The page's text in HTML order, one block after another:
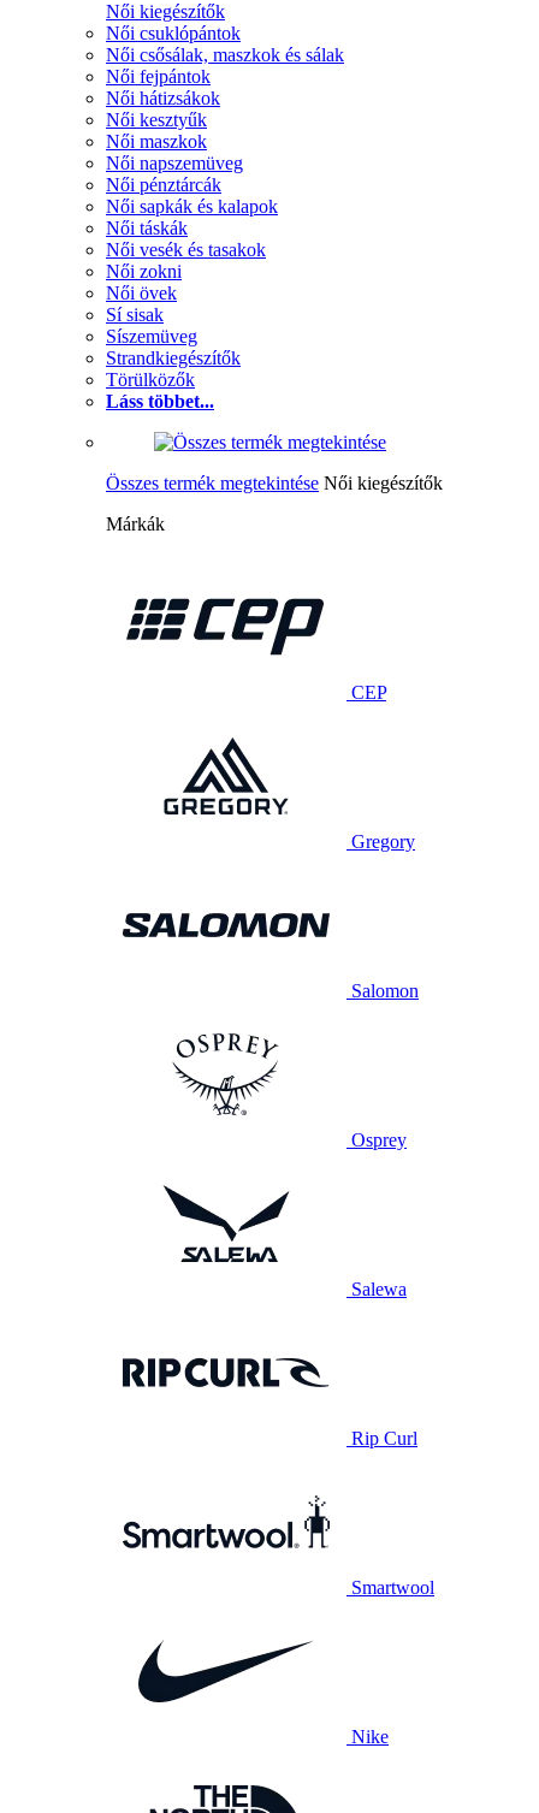
Női kiegészítők
Női csuklópántok
Női csősálak, maszkok és sálak
Női fejpántok
Női hátizsákok
Női kesztyűk
Női maszkok
Női napszemüveg
Női pénztárcák
Női sapkák és kalapok
Női táskák
Női vesék és tasakok
Női zokni
Női övek
Sí sisak
Síszemüveg
Strandkiegészítők
Törülközők
Láss többet...
Összes termék megtekintése Női kiegészítők
Márkák
CEP
Gregory
Salomon
Osprey
Salewa
Rip Curl
Smartwool
Nike